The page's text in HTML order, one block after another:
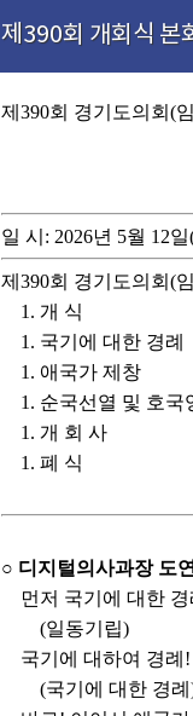
제390회 개회식
제390회 경기도의회(
일 시: 2026년 5월 12
제390회 경기도의회(
1. 개 식
1. 국기에 대한 경례
1. 애국가 제창
1. 순국선열 및 호국
1. 개 회 사
1. 폐 식
○ 디지털의사과장 도
먼저 국기에 대한
(일동기립)
국기에 대하여 경례!
(국기에 대한 경